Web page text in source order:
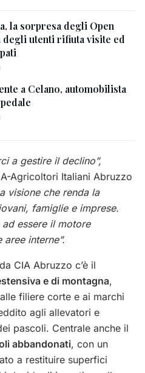
la sorpresa degli Open
degli utenti rifiuta visite ed
a Celano, automobilista
a gestire il declino”,
Agricoltori Italiani Abruzzo
visione che renda la
famiglie e imprese.
ad essere il motore
interne”.
CIA Abruzzo c’è il
e di montagna,
filiere corte e ai marchi
agli allevatori e
pascoli. Centrale anche il
abbandonati, con un
a restituire superfici